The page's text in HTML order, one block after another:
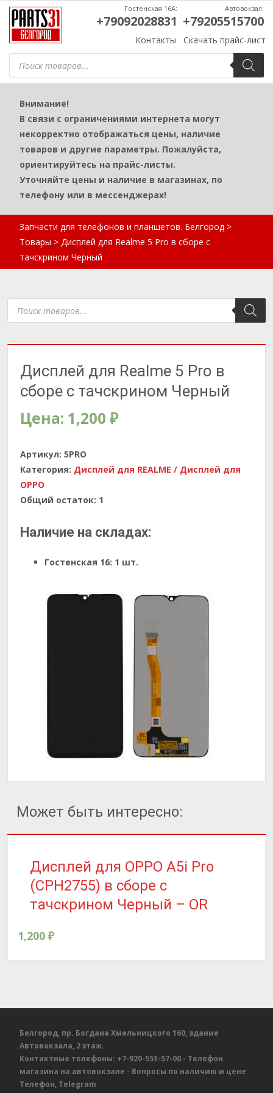
Поиск
товаров
Контакты Скачать прайс-лист
Гостенская 16А:
+79092028831
Автовокзал:
+79205515700
Внимание!
В связи с ограничениями интернета могут
некорректно отображаться цены, наличие
товаров и другие параметры. Пожалуйста,
ориентируйтесь на прайс-листы.
Уточняйте цены и наличие в магазинах, по
телефону или в мессенджерах!
Запчасти для телефонов и планшетов. Белгород >
Товары > Дисплей для Realme 5 Pro в сборе с
тачскрином Черный
Поиск
товаров
Дисплей для Realme 5 Pro в
сборе с тачскрином Черный
Цена: 1,200 ₽
Артикул: 5PRO
Категория: Дисплей для REALME / Дисплей для
OPPO
Общий остаток: 1
Наличие на складах:
Гостенская 16: 1 шт.
Может быть интересно:
Дисплей для OPPO A5i Pro
(CPH2755) в сборе с
тачскрином Черный – OR
1,200 ₽
Белгород, пр. Богдана Хмельницкого 160, здание
Автовокзала, 2 этаж.
Контактные телефоны: +7-920-551-57-00 - Телефон
магазина на автовокзале - Вопросы по наличию и цене
Телефон, Telegram